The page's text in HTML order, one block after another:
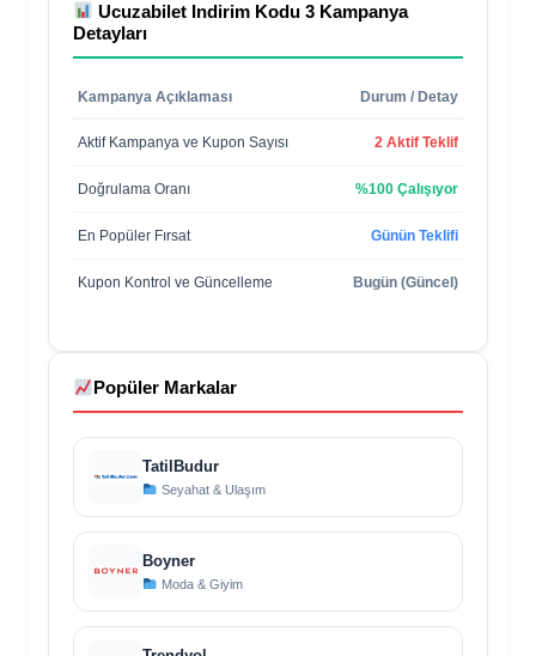
Ucuzabilet Indirim Kodu 3 Kampanya
Detayları
Kampanya Açıklaması Durum / Detay
Aktif Kampanya ve Kupon Sayısı 2 Aktif Teklif
Doğrulama Oranı %100 Çalışıyor
En Popüler Fırsat Günün Teklifi
Kupon Kontrol ve Güncelleme Bugün (Güncel)
Popüler Markalar
TatilBudur
Seyahat & Ulaşım
Boyner
Moda & Giyim